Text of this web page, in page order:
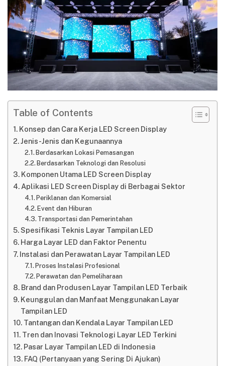
Table of Contents
Konsep dan Cara Kerja LED Screen Display
Jenis-Jenis dan Kegunaannya
Berdasarkan Lokasi Pemasangan
Berdasarkan Teknologi dan Resolusi
Komponen Utama LED Screen Display
Aplikasi LED Screen Display di Berbagai Sektor
Periklanan dan Komersial
Event dan Hiburan
Transportasi dan Pemerintahan
Spesifikasi Teknis Layar Tampilan LED
Harga Layar LED dan Faktor Penentu
Instalasi dan Perawatan Layar Tampilan LED
Proses Instalasi Profesional
Perawatan dan Pemeliharaan
Brand dan Produsen Layar Tampilan LED Terbaik
Keunggulan dan Manfaat Menggunakan Layar
Tampilan LED
Tantangan dan Kendala Layar Tampilan LED
Tren dan Inovasi Teknologi Layar LED Terkini
Pasar Layar Tampilan LED di Indonesia
FAQ (Pertanyaan yang Sering Di Ajukan)